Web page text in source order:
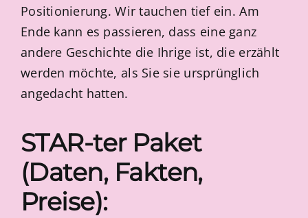
Positionierung. Wir tauchen tief ein. Am
Ende kann es passieren, dass eine ganz
andere Geschichte die Ihrige ist, die erzählt
werden möchte, als Sie sie ursprünglich
angedacht hatten.
STAR-ter Paket
(Daten, Fakten,
Preise):